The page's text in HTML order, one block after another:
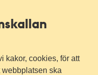
kakor, cookies, för att
ska